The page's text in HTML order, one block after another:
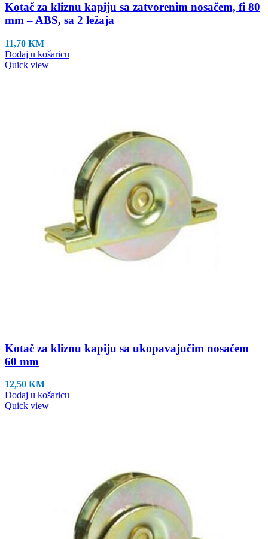
Kotač za kliznu kapiju sa zatvorenim nosačem, fi 80
mm – ABS, sa 2 ležaja
11,70 KM
Dodaj u košaricu
Quick view
Kotač za kliznu kapiju sa ukopavajučim nosačem
60 mm
12,50 KM
Dodaj u košaricu
Quick view